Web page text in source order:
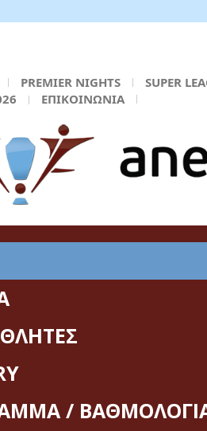
PREMIER NIGHTS
SUPER
ΕΠΙΚΟΙΝΩΝΙΑ
/